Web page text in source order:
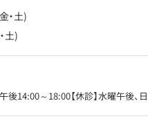
・土)
土)
14:00～18:00【休診】水曜午後、日